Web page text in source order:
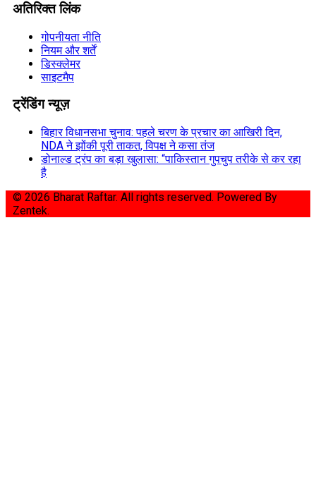
अतिरिक्त लिंक
गोपनीयता नीति
नियम और शर्तें
डिस्क्लेमर
साइटमैप
ट्रेंडिंग न्यूज़
बिहार विधानसभा चुनाव: पहले चरण के प्रचार का आखिरी दिन,
NDA ने झोंकी पूरी ताकत, विपक्ष ने कसा तंज
डोनाल्ड ट्रंप का बड़ा खुलासा: “पाकिस्तान गुपचुप तरीके से कर रहा
है
© 2026 Bharat Raftar. All rights reserved. Powered By
Zentek.